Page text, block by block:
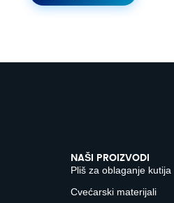
NAŠI PROIZVODI
Pliš za oblaganje kutija
Cvećarski materijali